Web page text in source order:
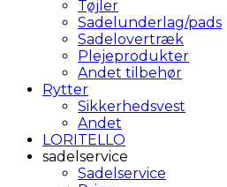
Tøjler
Sadelunderlag/pads
Sadelovertræk
Plejeprodukter
Andet tilbehør
Rytter
Sikkerhedsvest
Andet
LORITELLO
sadelservice
Sadelservice